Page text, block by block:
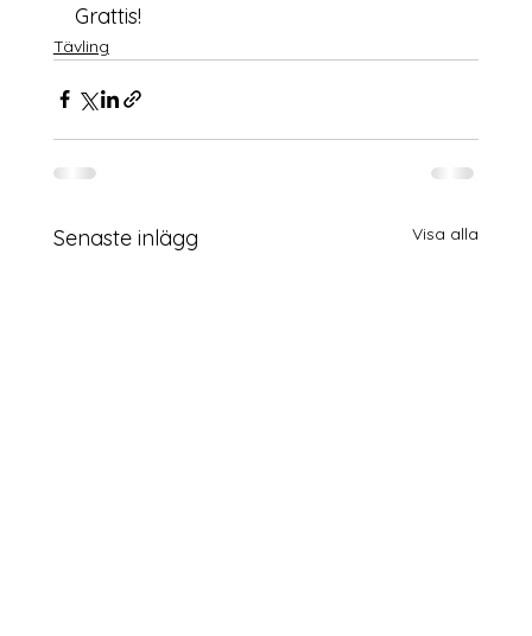
Grattis!
Tävling
Senaste inlägg Visa alla